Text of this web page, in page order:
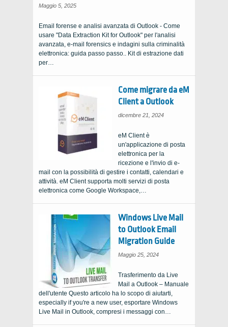
Maggio 5, 2025
Email forense e analisi avanzata di Outlook - Come
usare "Data Extraction Kit for Outlook" per l'analisi
avanzata, e-mail forensics e indagini sulla criminalità
elettronica: guida passo passo.. Kit di estrazione dati
per…
Come migrare da eM
Client a Outlook
dicembre 21, 2024
eM Client è
un'applicazione di posta
elettronica per la
ricezione e l'invio di e-
mail con la possibilità di gestire i contatti, calendari e
attività. eM Client supporta molti servizi di posta
elettronica come Google Workspace,…
Windows Live Mail
to Outlook Email
Migration Guide
Maggio 25, 2024
Trasferimento da Live
Mail a Outlook – Manuale
dell'utente Questo articolo ha lo scopo di aiutarti,
especially if you're a new user, esportare Windows
Live Mail in Outlook, compresi i messaggi con…